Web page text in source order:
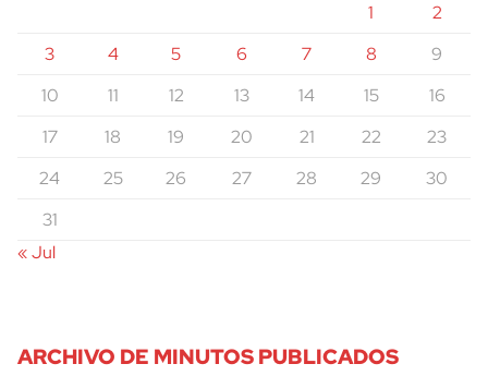
1
2
3
4 5 6 7 8
9
10
11 12 13 14 15
16
17
18 19 20 21 22
23
24
25 26 27 28 29
30
31
« Jul
ARCHIVO DE MINUTOS PUBLICADOS